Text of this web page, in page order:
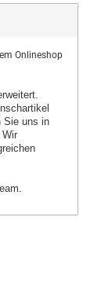
Onlineshop
Sie uns in
Wir